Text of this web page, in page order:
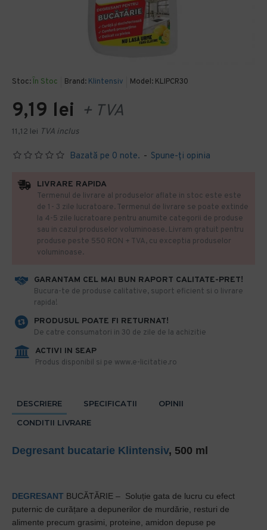
Stoc: În Stoc Brand: Klintensiv Model: KLIPCR30
Bazată pe 0 note. - Spune-ţi opinia
9,19 lei + TVA
11,12 lei TVA inclus
GARANTAM CEL MAI BUN RAPORT CALITATE-PRET!
​Bucura-te de produse calitative, suport eficient si o livrare
rapida!
PRODUSUL POATE FI RETURNAT!
De catre consumatori in 30 de zile de la achizitie
ACTIVI IN SEAP
Produs disponibil si pe www.e-licitatie.ro
LIVRARE RAPIDA
Termenul de livrare al produselor aflate in stoc este este
de 1- 3 zile lucratoare. Termenul de livrare se poate extinde
la 4-5 zile lucratoare pentru anumite categorii de produse
sau in cazul produselor voluminoase. Livram gratuit pentru
produse peste 550 RON + TVA, cu exceptia produselor
voluminoase.
DESCRIERE SPECIFICATII
OPINII
CONDITII LIVRARE
Degresant bucatarie Klintensiv, 500 ml
DEGRESANT BUCĂTĂRIE – Soluție gata de lucru cu efect
puternic de curățare a depunerilor de murdărie, resturi de
alimente precum grasimi, proteine, amidon depuse pe